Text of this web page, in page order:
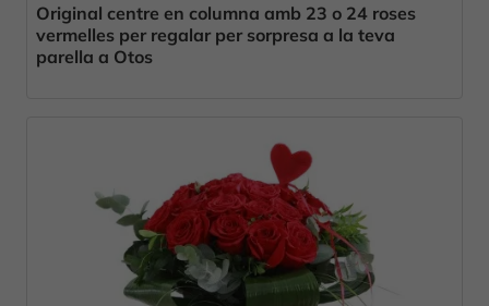
Original centre en columna amb 23 o 24 roses
vermelles per regalar per sorpresa a la teva
parella a Otos